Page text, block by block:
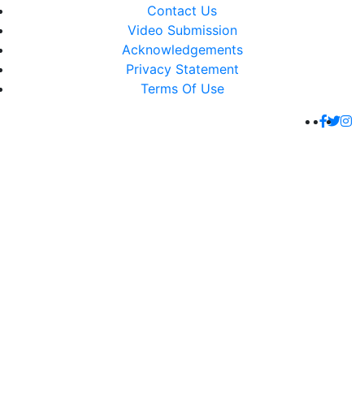
Contact Us
Video Submission
Acknowledgements
Privacy Statement
Terms Of Use